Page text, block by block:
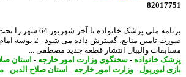
برنامه ملی پزشک خانواده تا
صورت تامین منابع، گسترش
والیبال انتشار قطعه جدید مصطفی ...
خانواده- سخنگوی وزارت امور خارجه-استان صلاح
لیورپول -وزارت امور خارجه-استان صلاح الدین-